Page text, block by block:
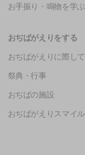
お手振り・鳴物を学ぶ
おぢばがえりをする
おぢばがえりに際して
祭典・行事
おぢばの施設
おぢばがえりスマイル